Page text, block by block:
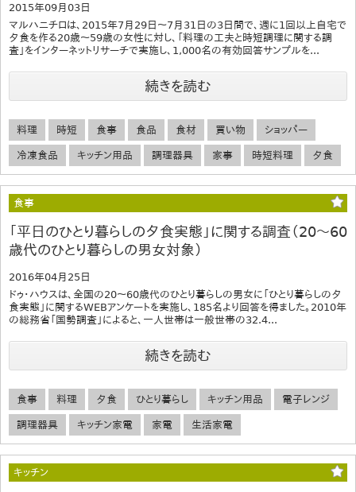
2015年09月03日
マルハニチロは、2015年7月29日～7月31日の3日間で、週に1回以上自宅で
夕食を作る20歳～59歳の女性に対し、「料理の工夫と時短調理に関する調
査」をインターネットリサーチで実施し、1,000名の有効回答サンプルを...
続きを読む
料理 時短 食事 食品 食材 買い物 ショッパー
冷凍食品 キッチン用品 調理器具 家事 時短料理 夕食
食事
「平日のひとり暮らしの夕食実態」に関する調査（20～60
歳代のひとり暮らしの男女対象）
2016年04月25日
ドゥ・ハウスは、全国の20～60歳代のひとり暮らしの男女に「ひとり暮らしの夕
食実態」に関するWEBアンケートを実施し、185名より回答を得ました。2010年
の総務省「国勢調査」によると、一人世帯は一般世帯の32.4...
続きを読む
食事 料理 夕食 ひとり暮らし キッチン用品 電子レンジ
調理器具 キッチン家電 家電 生活家電
キッチン